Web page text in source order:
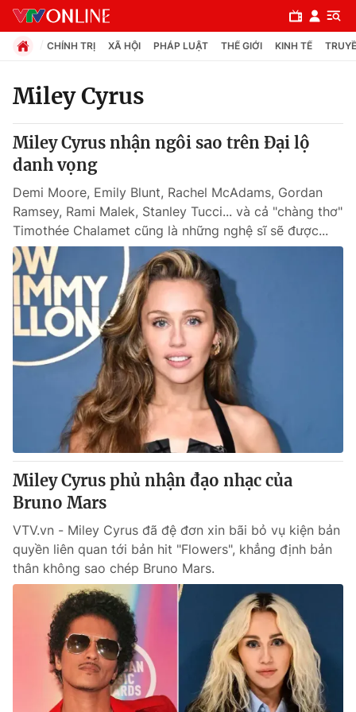
Chuyên mục
Chính trị
Xã hội
Pháp luật
Y tế
Thế giới đó đây
Câu chuyện quốc tế
Tài chính
Thị trường
Góc doanh nghiệp
Dữ liệu và đời sống
Truyền hình
Hậu trường
Nhân vật
Khán giả
Giải sao mai
Giải trí
Điện ảnh
Đời sống
Du lịch
Làm đẹp
Chất lượng cuộc sống
Giáo dục
Tuyển sinh
Học trực tuyến
Công nghệ
Hitech Công nghệ tương lai
CHÍNH TRỊ XÃ HỘI PHÁP LUẬT THẾ GIỚI KINH TẾ
Miley Cyrus
Miley Cyrus nhận ngôi sao trên Đại lộ
danh vọng
Demi Moore, Emily Blunt, Rachel McAdams, Gordan
Ramsey, Rami Malek, Stanley Tucci... và cả "chàng thơ"
Timothée Chalamet cũng là những nghệ sĩ sẽ được...
Miley Cyrus phủ nhận đạo nhạc của
Bruno Mars
VTV.vn - Miley Cyrus đã đệ đơn xin bãi bỏ vụ kiện bản
quyền liên quan tới bản hit "Flowers", khẳng định bản
thân không sao chép Bruno Mars.